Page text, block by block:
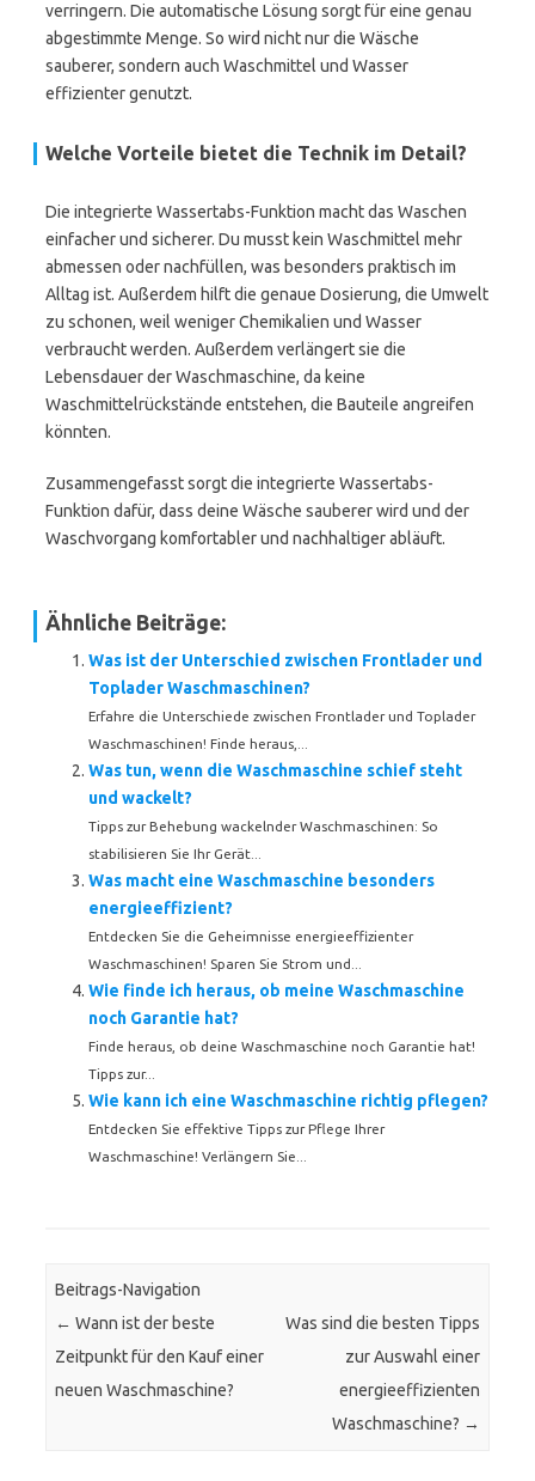
verringern. Die automatische Lösung sorgt für eine genau
abgestimmte Menge. So wird nicht nur die Wäsche
sauberer, sondern auch Waschmittel und Wasser
effizienter genutzt.
Welche Vorteile bietet die Technik im Detail?
Die integrierte Wassertabs-Funktion macht das Waschen
einfacher und sicherer. Du musst kein Waschmittel mehr
abmessen oder nachfüllen, was besonders praktisch im
Alltag ist. Außerdem hilft die genaue Dosierung, die Umwelt
zu schonen, weil weniger Chemikalien und Wasser
verbraucht werden. Außerdem verlängert sie die
Lebensdauer der Waschmaschine, da keine
Waschmittelrückstände entstehen, die Bauteile angreifen
könnten.
Zusammengefasst sorgt die integrierte Wassertabs-
Funktion dafür, dass deine Wäsche sauberer wird und der
Waschvorgang komfortabler und nachhaltiger abläuft.
Ähnliche Beiträge:
Was ist der Unterschied zwischen Frontlader und
Toplader Waschmaschinen?
Erfahre die Unterschiede zwischen Frontlader und Toplader
Waschmaschinen! Finde heraus,...
Was tun, wenn die Waschmaschine schief steht
und wackelt?
Tipps zur Behebung wackelnder Waschmaschinen: So
stabilisieren Sie Ihr Gerät...
Was macht eine Waschmaschine besonders
energieeffizient?
Entdecken Sie die Geheimnisse energieeffizienter
Waschmaschinen! Sparen Sie Strom und...
Wie finde ich heraus, ob meine Waschmaschine
noch Garantie hat?
Finde heraus, ob deine Waschmaschine noch Garantie hat!
Tipps zur...
Wie kann ich eine Waschmaschine richtig pflegen?
Entdecken Sie effektive Tipps zur Pflege Ihrer
Waschmaschine! Verlängern Sie...
Beitrags-Navigation
← Wann ist der beste
Zeitpunkt für den Kauf einer
neuen Waschmaschine?
Was sind die besten Tipps
zur Auswahl einer
energieeffizienten
Waschmaschine? →